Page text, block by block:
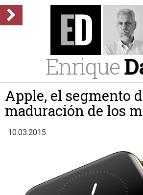
Enrique
Apple, el segmento
maduración de los
10.03.2015